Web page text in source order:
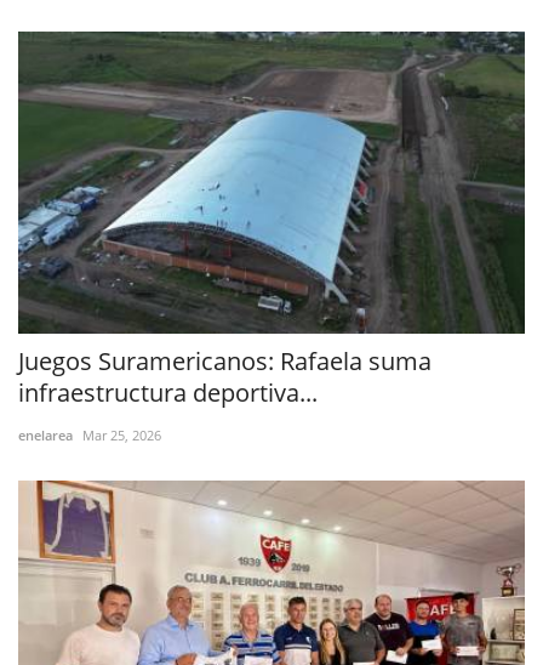
Juegos Suramericanos: Rafaela suma
infraestructura deportiva...
enelarea Mar 25, 2026